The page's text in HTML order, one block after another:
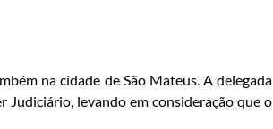
na cidade de São Mateus. A delegada
levando em consideração que o